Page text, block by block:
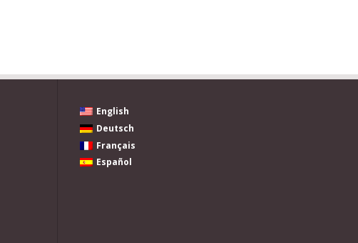
English
Deutsch
Français
Español